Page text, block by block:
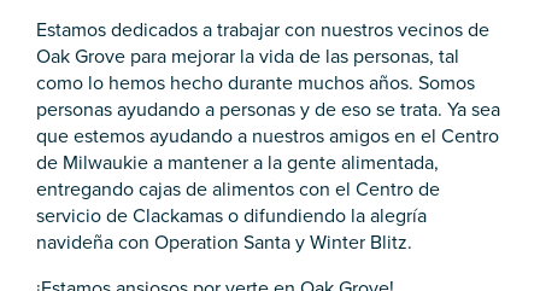
Estamos dedicados a trabajar con nuestros vecinos de
Oak Grove para mejorar la vida de las personas, tal
como lo hemos hecho durante muchos años. Somos
personas ayudando a personas y de eso se trata. Ya sea
que estemos ayudando a nuestros amigos en el Centro
de Milwaukie a mantener a la gente alimentada,
entregando cajas de alimentos con el Centro de
servicio de Clackamas o difundiendo la alegría
navideña con Operation Santa y Winter Blitz.